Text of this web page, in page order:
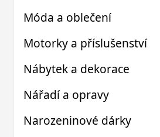
Móda a oblečení
Motorky a příslušenství
Nábytek a dekorace
Nářadí a opravy
Narozeninové dárky